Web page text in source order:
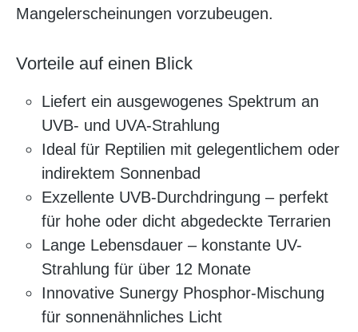
Mangelerscheinungen vorzubeugen.
Vorteile auf einen Blick
Liefert ein ausgewogenes Spektrum an
UVB- und UVA-Strahlung
Ideal für Reptilien mit gelegentlichem oder
indirektem Sonnenbad
Exzellente UVB-Durchdringung – perfekt
für hohe oder dicht abgedeckte Terrarien
Lange Lebensdauer – konstante UV-
Strahlung für über 12 Monate
Innovative Sunergy Phosphor-Mischung
für sonnenähnliches Licht